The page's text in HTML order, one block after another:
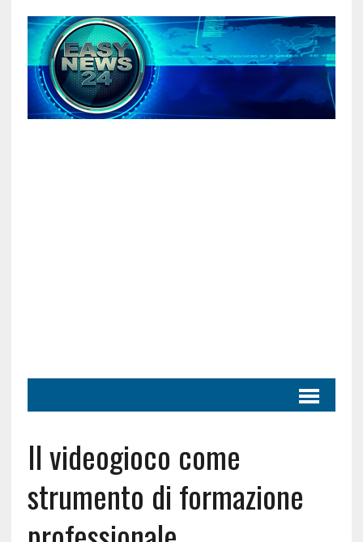
Il videogioco come
strumento di formazione